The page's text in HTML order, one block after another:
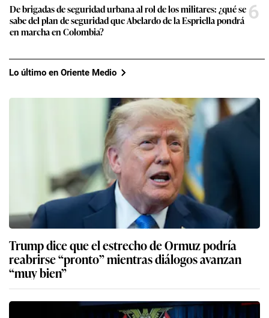
De brigadas de seguridad urbana al rol de los militares: ¿qué se
sabe del plan de seguridad que Abelardo de la Espriella pondrá
en marcha en Colombia?
6
Lo último en Oriente Medio
Trump dice que el estrecho de Ormuz podría
reabrirse “pronto” mientras diálogos avanzan
“muy bien”